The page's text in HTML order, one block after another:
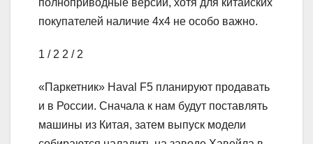
полноприводные версии, хотя для китайских
покупателей наличие 4х4 не особо важно.
1 / 2 2 / 2
«Паркетник» Haval F5 планируют продавать
и в России. Сначала к нам будут поставлять
машины из Китая, затем выпуск модели